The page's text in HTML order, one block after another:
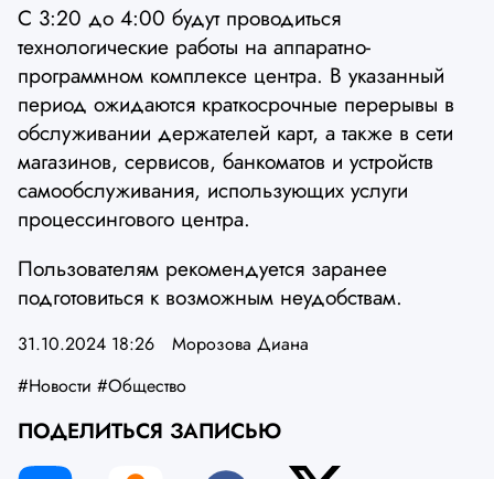
С 3:20 до 4:00 будут проводиться
технологические работы на аппаратно-
программном комплексе центра. В указанный
период ожидаются краткосрочные перерывы в
обслуживании держателей карт, а также в сети
магазинов, сервисов, банкоматов и устройств
самообслуживания, использующих услуги
процессингового центра.
Пользователям рекомендуется заранее
подготовиться к возможным неудобствам.
31.10.2024 18:26
Морозова Диана
#Новости #Общество
ПОДЕЛИТЬСЯ ЗАПИСЬЮ